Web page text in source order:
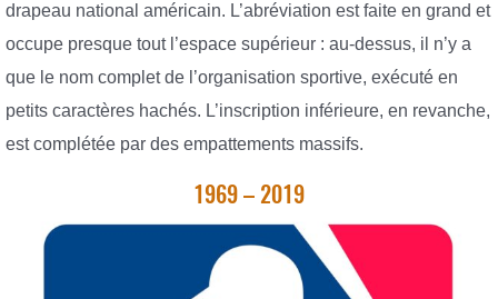
drapeau national américain. L’abréviation est faite en grand et
occupe presque tout l’espace supérieur : au-dessus, il n’y a
que le nom complet de l’organisation sportive, exécuté en
petits caractères hachés. L’inscription inférieure, en revanche,
est complétée par des empattements massifs.
1969 – 2019